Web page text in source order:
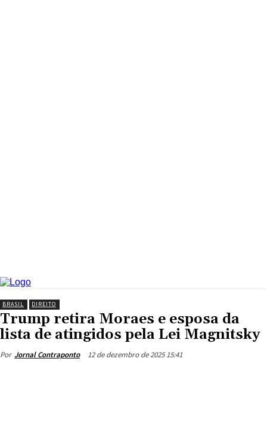
BRASIL DIREITO
Trump retira Moraes e esposa da
lista de atingidos pela Lei Magnitsky
Por Jornal Contraponto 12 de dezembro de 2025 15:41